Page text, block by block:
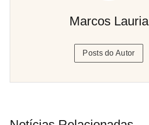
Marcos Lauria
Posts do Autor